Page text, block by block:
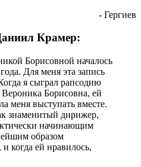
- Гергиев
Крамер:
Борисовной началось
Для меня эта запись
я сыграл рапсодию
Борисовна, ей
меня выступать вместе.
знаменитый дирижер,
начинающим
образом
когда ей нравилось,